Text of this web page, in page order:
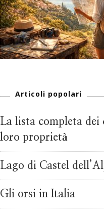
Articoli popolari
La lista completa dei
loro proprietà
Lago di Castel
Gli orsi in Italia